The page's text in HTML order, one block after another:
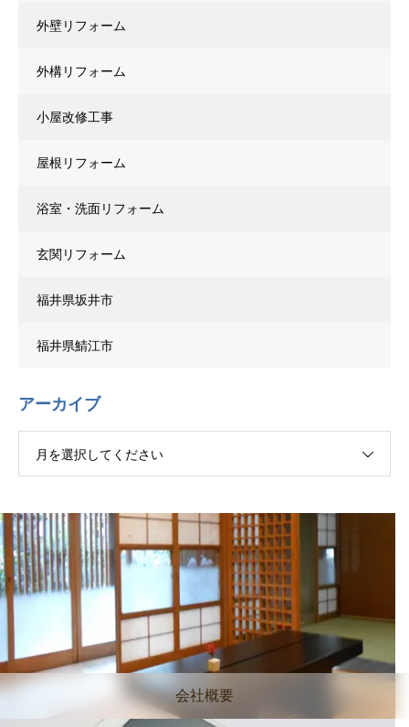
外壁リフォーム
外構リフォーム
小屋改修工事
屋根リフォーム
浴室・洗面リフォーム
玄関リフォーム
福井県坂井市
福井県鯖江市
アーカイブ
月を選択してください
会社概要